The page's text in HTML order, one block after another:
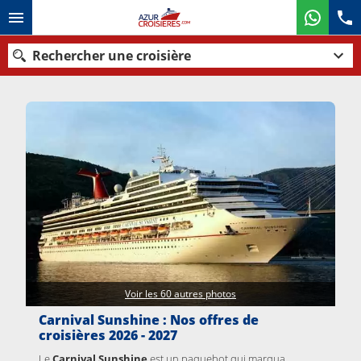
Rechercher une croisière
Mois de départ
Ports Compagnies
Rechercher
Carnival Sunshine : Nos offres de
croisières 2026 - 2027
Voir les 60 autres photos